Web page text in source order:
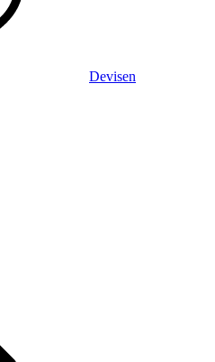
Devisen